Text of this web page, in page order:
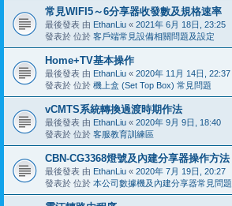
常見WIFI5～6分享器收發數及規格速率
最後發表 由 EthanLiu « 2021年 6月 18日, 23:25
發表於 位於 客戶端常見設備相關問題及設定
Home+TV基本操作
最後發表 由 EthanLiu « 2020年 11月 14日, 22:37
發表於 位於 機上盒 (Set Top Box) 常見問題
vCMTS系統轉換過渡時期作法
最後發表 由 EthanLiu « 2020年 9月 9日, 18:40
發表於 位於 客服教育訓練區
CBN-CG3368燈號及內建分享器操作方法
最後發表 由 EthanLiu « 2020年 7月 19日, 20:27
發表於 位於 本公司數據機及內建分享器常見問題